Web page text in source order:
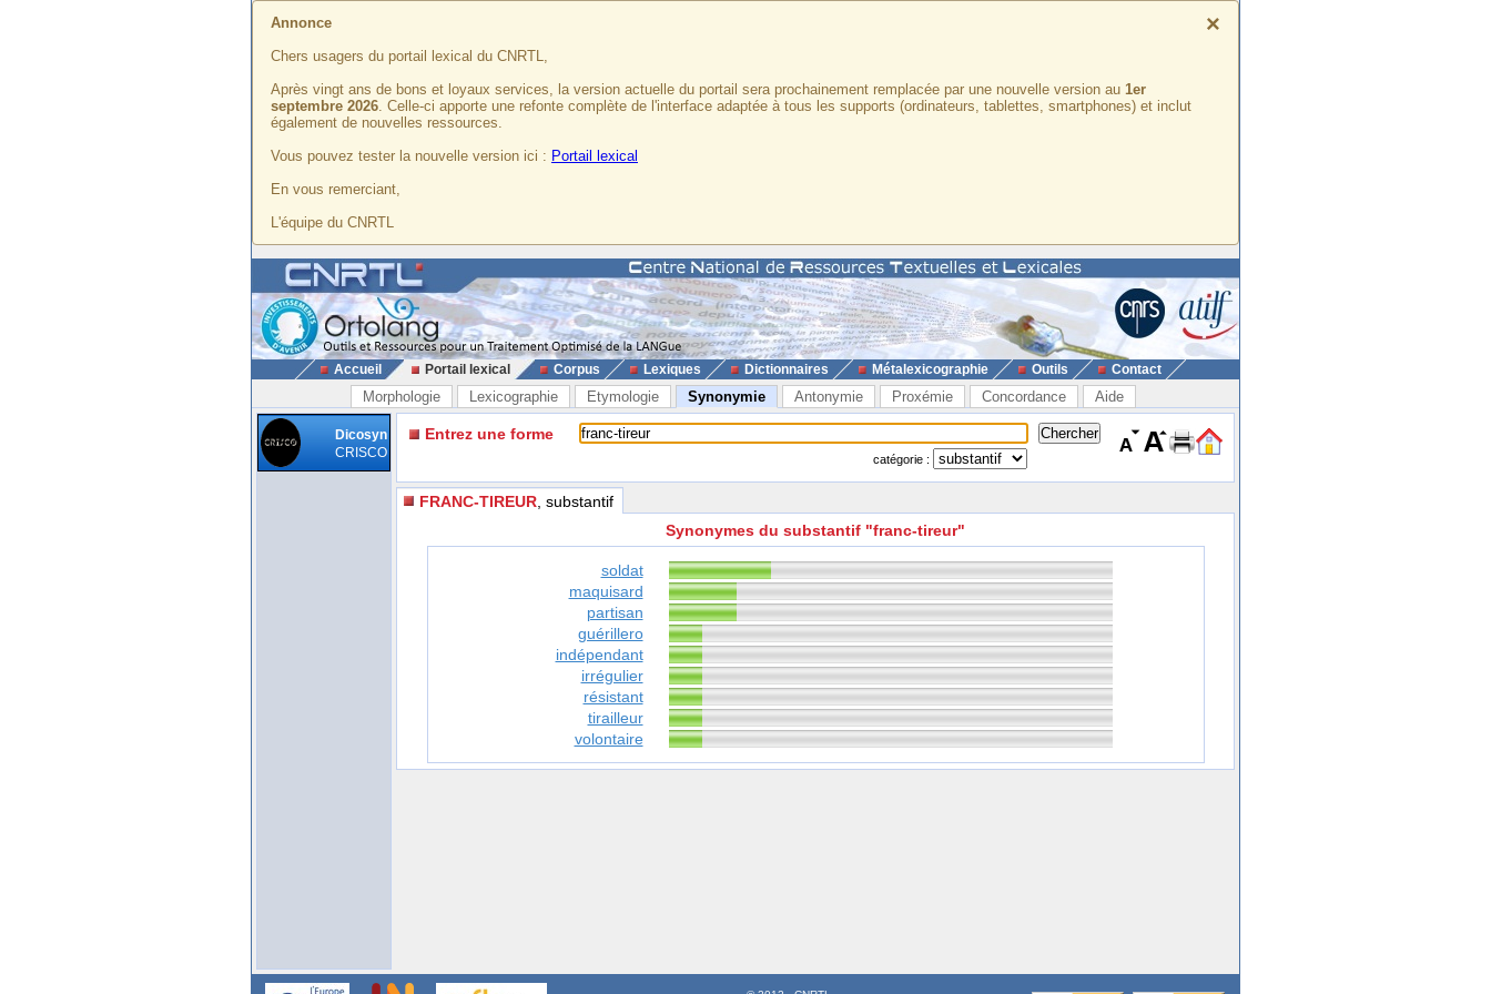
×
Annonce
Chers usagers du portail lexical du CNRTL,
Après vingt ans de bons et loyaux services, la version actuelle du portail sera prochainement remplacée par une nouvelle version au 1er
septembre 2026. Celle-ci apporte une refonte complète de l'interface adaptée à tous les supports (ordinateurs, tablettes, smartphones) et inclut
également de nouvelles ressources.
Vous pouvez tester la nouvelle version ici : Portail lexical
En vous remerciant,
L'équipe du CNRTL
Accueil Portail lexical Corpus Lexiques Dictionnaires Métalexicographie Outils Contact
Morphologie Lexicographie Etymologie Synonymie Antonymie Proxémie Concordance Aide
Dicosyn
CRISCO
Entrez une forme
catégorie :
FRANC-TIREUR , substantif
Synonymes du substantif "franc-tireur"
soldat
maquisard
partisan
guérillero
indépendant
irrégulier
résistant
tirailleur
volontaire